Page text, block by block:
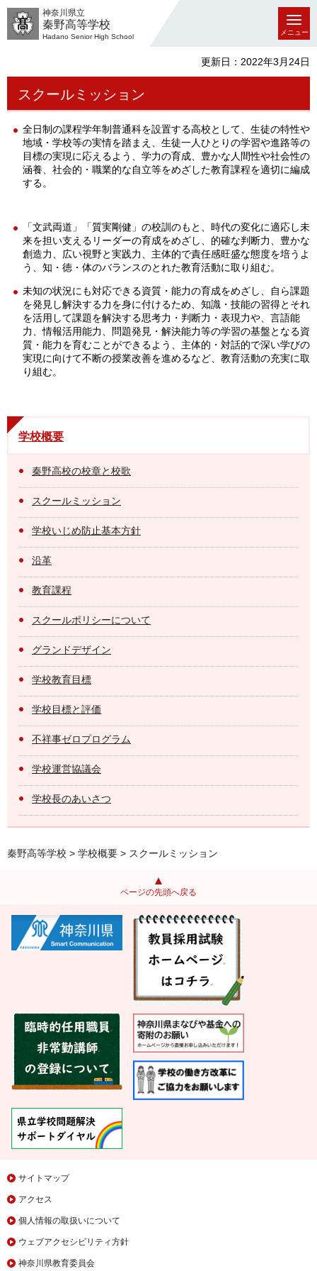
神奈川県立
秦野高等学校
Hadano Senior High School
メニュー
更新日：2022年3月24日
スクールミッション
全日制の課程学年制普通科を設置する高校として、生徒の特性や
地域・学校等の実情を踏まえ、生徒一人ひとりの学習や進路等の
目標の実現に応えるよう、学力の育成、豊かな人間性や社会性の
涵養、社会的・職業的な自立等をめざした教育課程を適切に編成
する。
「文武両道」「質実剛健」の校訓のもと、時代の変化に適応し未
来を担い支えるリーダーの育成をめざし、的確な判断力、豊かな
創造力、広い視野と実践力、主体的で責任感旺盛な態度を培うよ
う、知・徳・体のバランスのとれた教育活動に取り組む。
未知の状況にも対応できる資質・能力の育成をめざし、自ら課題
を発見し解決する力を身に付けるため、知識・技能の習得とそれ
を活用して課題を解決する思考力・判断力・表現力や、言語能
力、情報活用能力、問題発見・解決能力等の学習の基盤となる資
質・能力を育むことができるよう、主体的・対話的で深い学びの
実現に向けて不断の授業改善を進めるなど、教育活動の充実に取
り組む。
学校概要
秦野高校の校章と校歌
スクールミッション
学校いじめ防止基本方針
沿革
教育課程
スクールポリシーについて
グランドデザイン
学校教育目標
学校目標と評価
不祥事ゼロプログラム
学校運営協議会
学校長のあいさつ
秦野高等学校 > 学校概要 > スクールミッション
ページの先頭へ戻る
サイトマップ
アクセス
個人情報の取扱いについて
ウェブアクセシビリティ方針
神奈川県教育委員会